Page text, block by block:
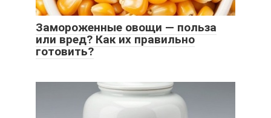
Замороженные овощи — польза
или вред? Как их правильно
готовить?